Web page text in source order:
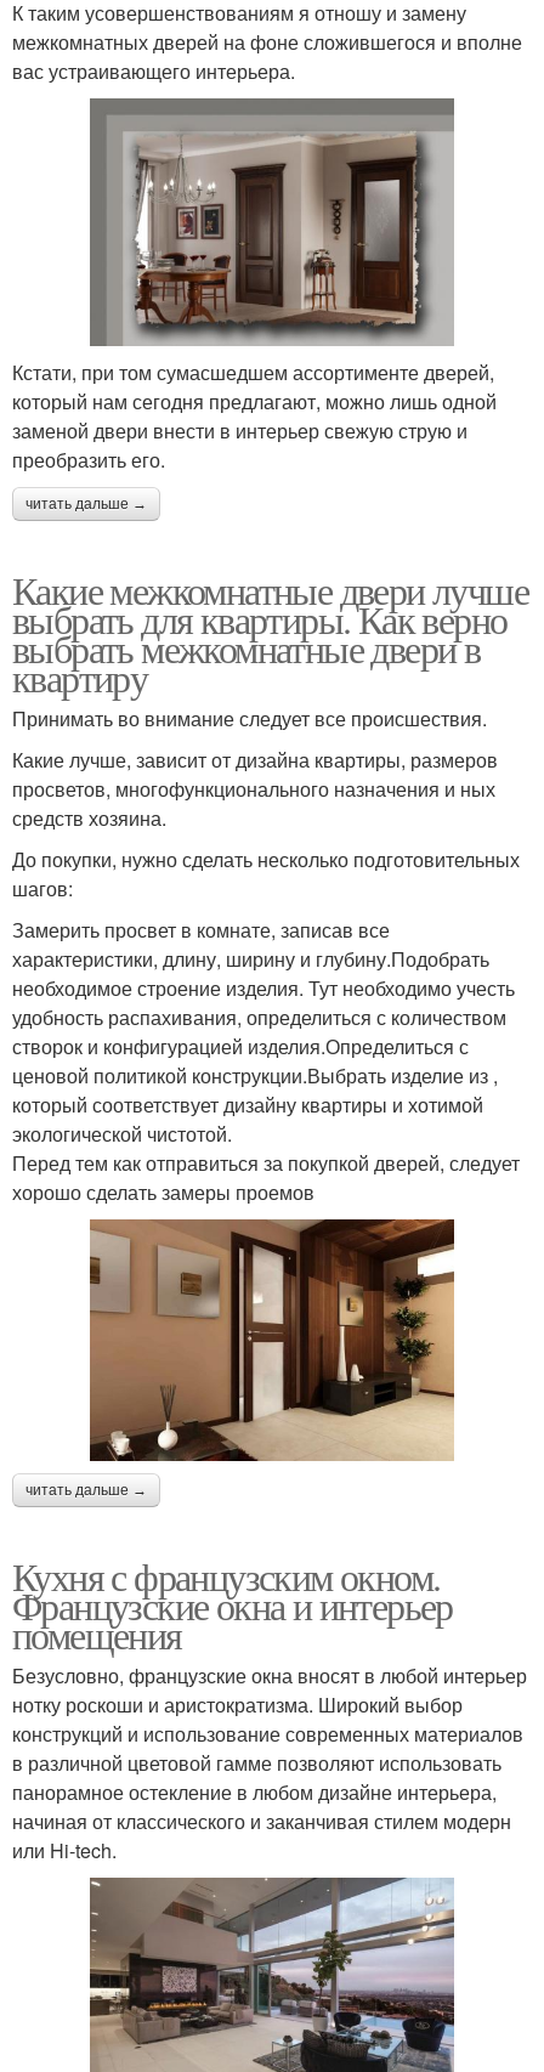
К таким усовершенствованиям я отношу и замену
межкомнатных дверей на фоне сложившегося и вполне
вас устраивающего интерьера.
Кстати, при том сумасшедшем ассортименте дверей,
который нам сегодня предлагают, можно лишь одной
заменой двери внести в интерьер свежую струю и
преобразить его.
читать дальше →
Какие межкомнатные двери лучше
выбрать для квартиры. Как верно
выбрать межкомнатные двери в
квартиру
Принимать во внимание следует все происшествия.
Какие лучше, зависит от дизайна квартиры, размеров
просветов, многофункционального назначения и ных
средств хозяина.
До покупки, нужно сделать несколько подготовительных
шагов:
Замерить просвет в комнате, записав все
характеристики, длину, ширину и глубину.Подобрать
необходимое строение изделия. Тут необходимо учесть
удобность распахивания, определиться с количеством
створок и конфигурацией изделия.Определиться с
ценовой политикой конструкции.Выбрать изделие из ,
который соответствует дизайну квартиры и хотимой
экологической чистотой.
Перед тем как отправиться за покупкой дверей, следует
хорошо сделать замеры проемов
читать дальше →
Кухня с французским окном.
Французские окна и интерьер
помещения
Безусловно, французские окна вносят в любой интерьер
нотку роскоши и аристократизма. Широкий выбор
конструкций и использование современных материалов
в различной цветовой гамме позволяют использовать
панорамное остекление в любом дизайне интерьера,
начиная от классического и заканчивая стилем модерн
или Hi-tech.